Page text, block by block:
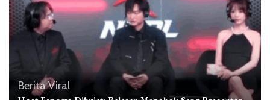
Berita Viral